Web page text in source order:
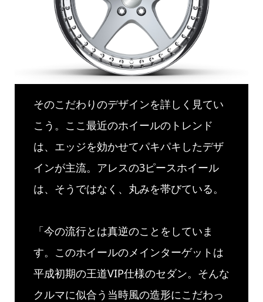
そのこだわりのデザインを詳しく見てい
こう。ここ最近のホイールのトレンド
は、エッジを効かせてパキパキしたデザ
インが主流。アレスの3ピースホイール
は、そうではなく、丸みを帯びている。
「今の流行とは真逆のことをしていま
す。このホイールのメインターゲットは
平成初期の王道VIP仕様のセダン。そんな
クルマに似合う当時風の造形にこだわっ